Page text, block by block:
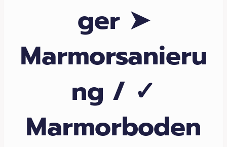
ger ➤
Marmorsanieru
ng / ✓
Marmorboden